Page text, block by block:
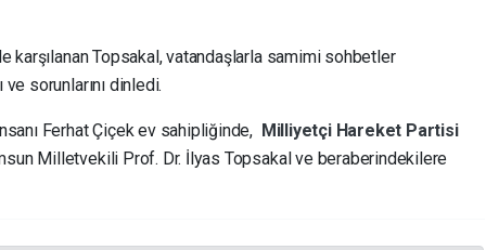
Topsakal, vatandaşlarla samimi sohbetler
sorunlarını dinledi.
Ferhat Çiçek ev sahipliğinde, Milliyetçi Hareket Partisi
Milletvekili Prof. Dr. İlyas Topsakal ve beraberindekilere